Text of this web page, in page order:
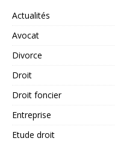
Actualités
Avocat
Divorce
Droit
Droit foncier
Entreprise
Etude droit